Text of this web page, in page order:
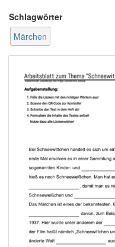
Schlagwörter
Märchen